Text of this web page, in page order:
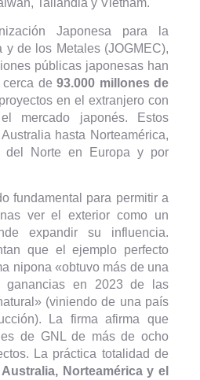
Japonesa para la
y de los Metales (JOGMEC),
públicas japonesas han
cerca de93.000 millones de
en el extranjero con
mercado japonés. Estos
hasta Norteamérica,
del Norte en Europa y por
fundamental para permitir a
ver el exterior como un
expandir su influencia.
que el ejemplo perfecto
nipona «obtuvo más de una
ganancias en 2023 de las
(viniendo de una país
La firma afirma que
de GNL de más de ocho
La práctica totalidad de
Australia, Norteamérica y el